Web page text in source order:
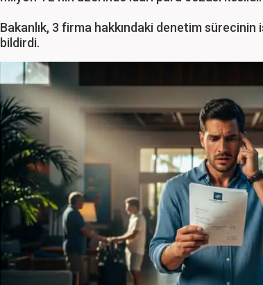
Bakanlık, 3 firma hakkındaki denetim
bildirdi.